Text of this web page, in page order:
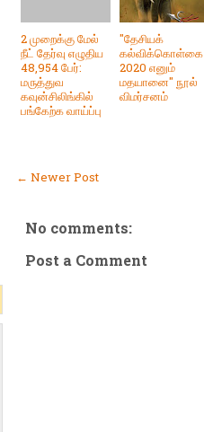
2 முறைக்கு மேல்
நீட் தேர்வு எழுதிய
48,954 பேர்:
மருத்துவ
கவுன்சிலிங்கில்
பங்கேற்க வாய்ப்பு
"தேசியக்
கல்விக்கொள்கை
2020 எனும்
மதயானை" நூல்
விமர்சனம்
← Newer Post
No comments:
Post a Comment